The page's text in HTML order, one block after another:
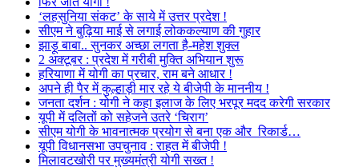
‘लहसुनिया संकट’ के साये में उत्तर प्रदेश !
सीएम ने बुढ़िया माई से लगाई लोककल्याण की गुहार
झाड़ू बाबा.. सुनकर अच्छा लगता है-महेश शुक्ल
2 अक्टूबर : प्रदेश में गरीबी मुक्ति अभियान शुरू
हरियाणा में योगी का प्रचार, राम बने आधार !
अपने ही पैर में कुल्हाड़ी मार रहे ये बीजेपी के माननीय !
जनता दर्शन : योगी ने कहा इलाज के लिए भरपूर मदद करेगी सरकार
यूपी में दलितों को सहेजने उतरे ‘चिराग’
सीएम योगी के भावनात्मक प्रयोग से बना एक और रिकार्ड…
यूपी विधानसभा उपचुनाव : राहत में बीजेपी !
मिलावटखोरी पर मुख्यमंत्री योगी सख्त !